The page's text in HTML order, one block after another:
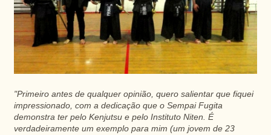
"Primeiro antes de qualquer opinião, quero salientar que fiquei
impressionado, com a dedicação que o Sempai Fugita
demonstra ter pelo Kenjutsu e pelo Instituto Niten. É
verdadeiramente um exemplo para mim (um jovem de 23